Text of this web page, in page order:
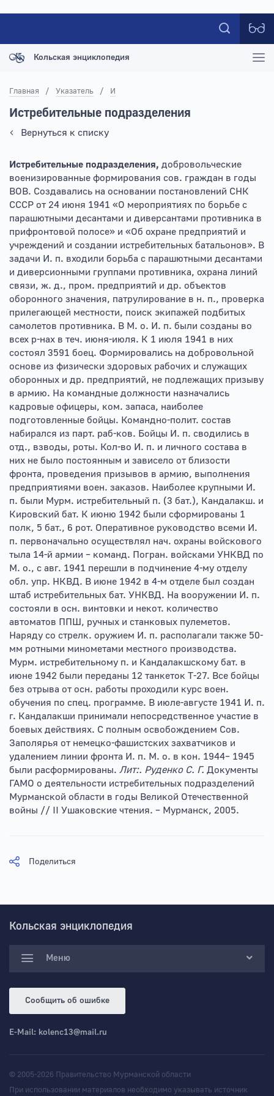
Кольская энциклопедия
Главная / Указатель / И
Истребительные подразделения
Вернуться к списку
Истребительные подразделения, добровольческие
военизированные формирования сов. граждан в годы
ВОВ. Создавались на основании постановлений СНК
СССР от 24 июня 1941 «О мероприятиях по борьбе с
парашютными десантами и диверсантами противника в
прифронтовой полосе» и «Об охране предприятий и
учреждений и создании истребительных батальонов». В
задачи И. п. входили борьба с парашютными десантами
и диверсионными группами противника, охрана линий
связи, ж. д., пром. предприятий и др. объектов
оборонного значения, патрулирование в н. п., проверка
прилегающей местности, поиск экипажей подбитых
самолетов противника. В М. о. И. п. были созданы во
всех р-нах в теч. июня-июля. К 1 июля 1941 в них
состоял 3591 боец. Формировались на добровольной
основе из физически здоровых рабочих и служащих
оборонных и др. предприятий, не подлежащих призыву
в армию. На командные должности назначались
кадровые офицеры, ком. запаса, наиболее
подготовленные бойцы. Командно-полит. состав
набирался из парт. раб-ков. Бойцы И. п. сводились в
отд., взводы, роты. Кол-во И. п. и личного состава в
них не было постоянным и зависело от близости
фронта, проведения призывов в армию, выполнения
предприятиями воен. заказов. Наиболее крупными И.
п. были Мурм. истребительный п. (3 бат.), Кандалакш. и
Кировский бат. К июню 1942 были сформированы 1
полк, 5 бат., 6 рот. Оперативное руководство всеми И.
п. первоначально осуществлял нач. охраны войскового
тыла 14-й армии – команд. Погран. войсками УНКВД по
М. о., с авг. 1941 перешли в подчинение 4-му отделу
обл. упр. НКВД. В июне 1942 в 4-м отделе был создан
штаб истребительных бат. УНКВД. На вооружении И. п.
состояли в осн. винтовки и некот. количество
автоматов ППШ, ручных и станковых пулеметов.
Наряду со стрелк. оружием И. п. располагали также 50-
мм ротными минометами местного производства.
Мурм. истребительному п. и Кандалакшскому бат. в
июне 1942 были переданы 12 танкеток Т-27. Все бойцы
без отрыва от осн. работы проходили курс воен.
обучения по спец. программе. В июле-августе 1941 И. п.
г. Кандалакши принимали непосредственное участие в
боевых действиях. С полным освобождением Сов.
Заполярья от немецко-фашистских захватчиков и
удалением линии фронта И. п. М. о. в кон. 1944– 1945
были расформированы. Лит:. Руденко С. Г. Документы
ГАМО о деятельности истребительных подразделений
Мурманской области в годы Великой Отечественной
войны // II Ушаковские чтения. – Мурманск, 2005.
Поделиться
Кольская энциклопедия
Меню
Сообщить об ошибке
E-Mail: kolenc13@mail.ru
© 2005-2026 Правительство Мурманской области
При использовании материалов необходимо указывать источник